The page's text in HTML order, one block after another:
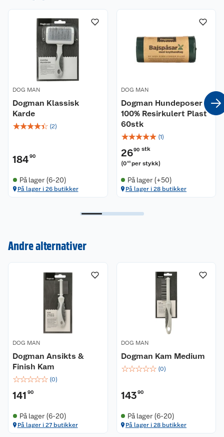
DOG MAN
Dogman Klassisk
Karde
☆☆☆☆☆ (2)
18490
På lager (6-20)
På lager i 26 butikker
DOG MAN
Dogman Hundeposer
100% Resirkulert Plast
60stk
☆☆☆☆☆ (1)
2690 stk
(0 45 per stykk)
På lager (+50)
På lager i 28 butikker
Andre alternativer
DOG MAN
Dogman Ansikts &
Finish Kam
☆☆☆☆☆ (0)
141 90
På lager (6-20)
På lager i 27 butikker
DOG MAN
Dogman Kam Medium
☆☆☆☆☆ (0)
143 90
På lager (6-20)
På lager i 28 butikker
Våre butikker
Våre merkevarer
Coop kjeder
Ledige stillinger
Bærekraft
Sikkerhetsdatablad
Virksomheten
Kundeservice
Reklamasjon og garanti
Ofte stilte spørsmål
Betalingsalternativer
Leveringsalternativer
Pakkesporing
Sikkerhetsdatablad
Åpent kjøp
Coop medlem
Retur av el-avfall
Matvaregaranti
Alt til grillsesongen
Trampoline
Sykler og sykkelutstyr